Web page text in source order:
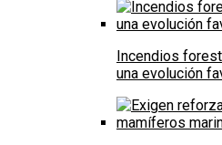
Incendios
una evolución